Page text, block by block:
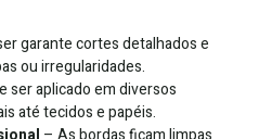
garante cortes detalhados e
ou irregularidades.
ser aplicado em diversos
até tecidos e papéis.